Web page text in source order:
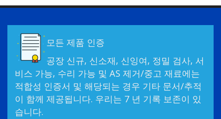
모든 제품 인증
공장 신규, 신소재, 신잉여, 정밀 검사, 서
비스 가능, 수리 가능 및 AS 제거/중고 재료에는
적합성 인증서 및 해당되는 경우 기타 문서/추적
이 함께 제공됩니다. 우리는 7 년 기록 보존이 있
습니다.